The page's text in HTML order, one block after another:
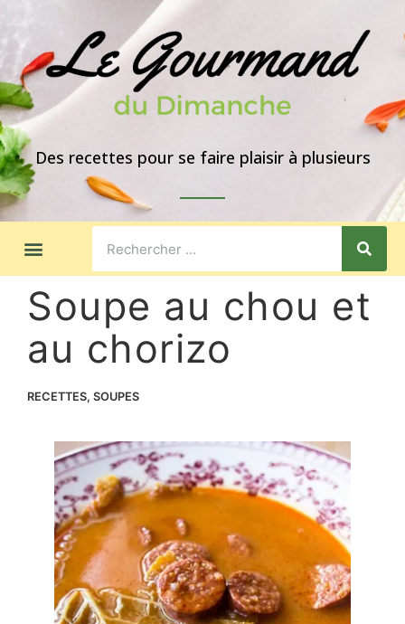
Des recettes pour se faire plaisir à plusieurs
Soupe au chou et
au chorizo
RECETTES, SOUPES